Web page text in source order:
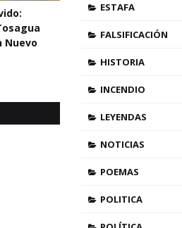
Nuevo
ESTAFA
FALSIFICACIÓN
HISTORIA
INCENDIO
LEYENDAS
NOTICIAS
POEMAS
POLITICA